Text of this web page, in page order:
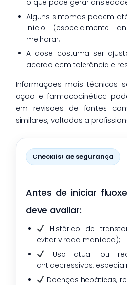
o que pode gerar
Alguns sintomas podem
início (especialmente
melhorar;
A dose costuma ser
acordo com tolerância e
Informações mais técnicas
ação e farmacocinética
em revisões de fontes
similares, voltadas a
Checklist de segurança
Antes de iniciar
deve avaliar:
Histórico de
evitar virada maníaca);
Uso atual ou
antidepressivos,
Doenças hepáticas,